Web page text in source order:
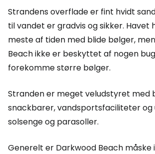
Strandens overflade er fint hvidt
til vandet er gradvis og sikker. Havet
meste af tiden med blide bølger,
Beach ikke er beskyttet af nogen
forekomme større bølger.
Stranden er meget veludstyret med
snackbarer, vandsportsfaciliteter og
solsenge og parasoller.
Generelt er Darkwood Beach måske